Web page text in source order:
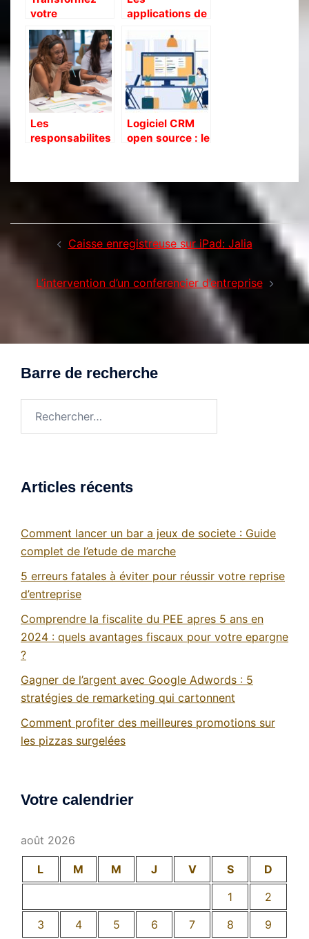
votre
entreprise
grace aux
solutions RH :
La cle de la
reussite
applications de
reservation :
une solution
efficace pour
les
restaurateurs
Les
responsabilites
qu’il faut
Logiciel CRM
open source : le
campagnes
marketing
d’articleCaisse enregistreuse sur iPad: Jalia
L’intervention d’un conferencier d’entreprise
Barre de recherche
Articles récents
Comment lancer un bar a jeux de societe : Guide
complet de l’etude de marche
5 erreurs fatales à éviter pour réussir votre reprise
d’entreprise
Comprendre la fiscalite du PEE apres 5 ans en
2024 : quels avantages fiscaux pour votre epargne
?
Gagner de l’argent avec Google Adwords : 5
stratégies de remarketing qui cartonnent
Comment profiter des meilleures promotions sur
les pizzas surgelées
Votre calendrier
août 2026
L M M J V S
D
1
2
3
4 5 6 7 8
9